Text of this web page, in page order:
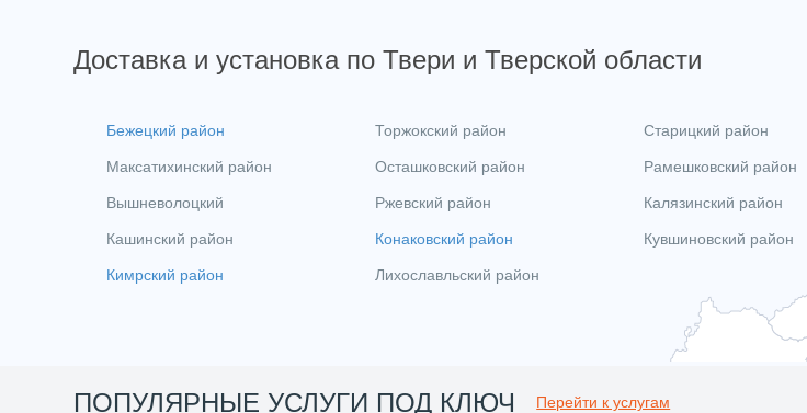
Доставка и установка по Твери и Тверской области
Бежецкий район
Максатихинский район
Вышневолоцкий
Кашинский район
Кимрский район
Торжокский район
Осташковский район
Ржевский район
Конаковский район
Лихославльский район
Старицкий район
Рамешковский район
Калязинский район
Кувшиновский район
ПОПУЛЯРНЫЕ УСЛУГИ ПОД КЛЮЧ Перейти к услугам